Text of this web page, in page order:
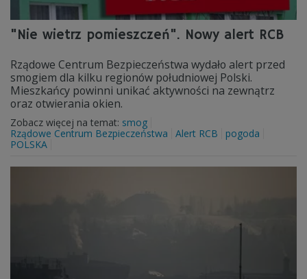
"Nie wietrz pomieszczeń". Nowy alert RCB
Rządowe Centrum Bezpieczeństwa wydało alert przed
smogiem dla kilku regionów południowej Polski.
Mieszkańcy powinni unikać aktywności na zewnątrz
oraz otwierania okien.
Zobacz więcej na temat: smog
Rządowe Centrum Bezpieczeństwa
Alert RCB
pogoda
POLSKA